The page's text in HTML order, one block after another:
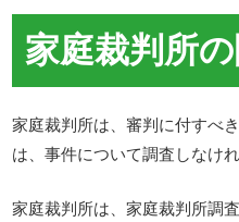
家庭裁判所
家庭裁判所は、審判に付すべ
は、事件について調査しなけ
家庭裁判所は、家庭裁判所調